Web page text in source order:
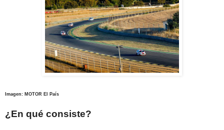
Imagen: MOTOR El País
¿En qué consiste?